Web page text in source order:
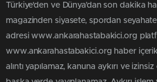
Türkiye'den ve Dünya’dan son dakika
magazinden siyasete, spordan
adresi www.ankarahastabakici.org
www.ankarahastabakici.org haber
alıntı yapılamaz, kanuna aykırı ve